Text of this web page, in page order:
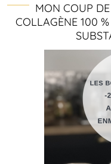
MON COUP
COLLAGÈNE 100